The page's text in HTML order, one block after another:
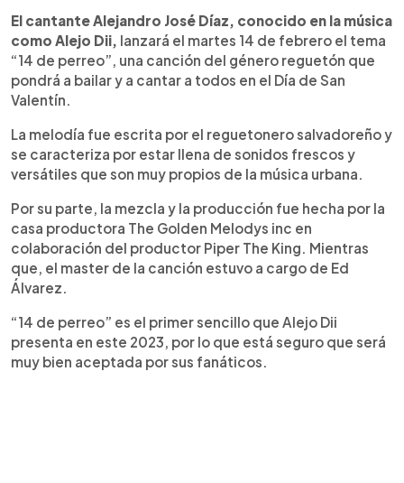
► Escuchar artículo
El cantante Alejandro José Díaz, conocido en la música
como Alejo Dii, lanzará el martes 14 de febrero el tema
“14 de perreo”, una canción del género reguetón que
pondrá a bailar y a cantar a todos en el Día de San
Valentín.
La melodía fue escrita por el reguetonero salvadoreño y
se caracteriza por estar llena de sonidos frescos y
versátiles que son muy propios de la música urbana.
Por su parte, la mezcla y la producción fue hecha por la
casa productora The Golden Melodys inc en
colaboración del productor Piper The King. Mientras
que, el master de la canción estuvo a cargo de Ed
Álvarez.
“14 de perreo” es el primer sencillo que Alejo Dii
presenta en este 2023, por lo que está seguro que será
muy bien aceptada por sus fanáticos.